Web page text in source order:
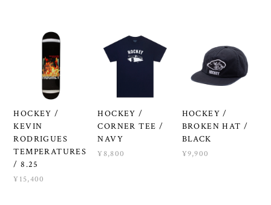
HOCKEY /
KEVIN
RODRIGUES
TEMPERATURES
/ 8.25
¥15,400
HOCKEY /
CORNER TEE /
NAVY
¥8,800
HOCKEY /
BROKEN HAT /
BLACK
¥9,900